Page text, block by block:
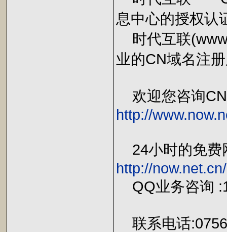
息中心的授权认
时代互联
业的CN域名注
欢迎您咨询CN
http://
24小时的免费
http://
QQ业务咨询
联系电话